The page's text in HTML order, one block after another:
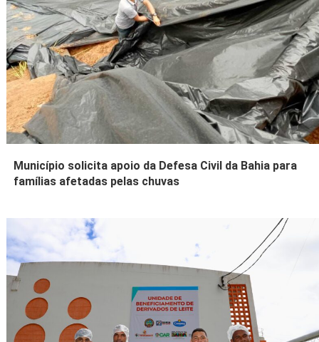
Município solicita apoio da Defesa Civil da Bahia para
famílias afetadas pelas chuvas